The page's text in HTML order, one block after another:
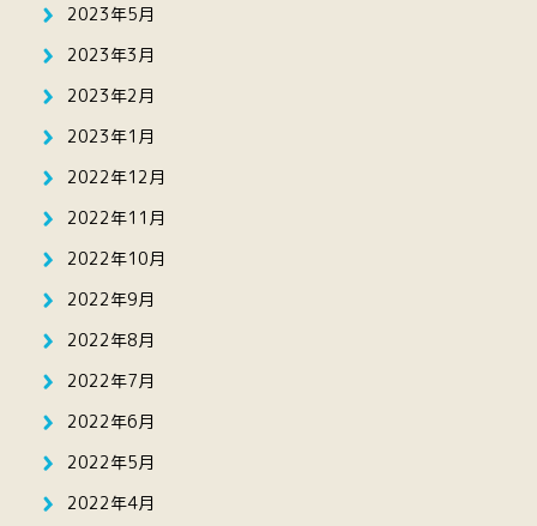
2023年5月
2023年3月
2023年2月
2023年1月
2022年12月
2022年11月
2022年10月
2022年9月
2022年8月
2022年7月
2022年6月
2022年5月
2022年4月